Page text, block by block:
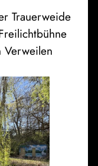
Trauerweide